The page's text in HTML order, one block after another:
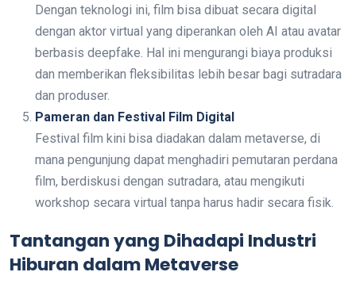
Dengan teknologi ini, film bisa dibuat secara digital
dengan aktor virtual yang diperankan oleh AI atau avatar
berbasis deepfake. Hal ini mengurangi biaya produksi
dan memberikan fleksibilitas lebih besar bagi sutradara
dan produser.
Pameran dan Festival Film Digital
Festival film kini bisa diadakan dalam metaverse, di
mana pengunjung dapat menghadiri pemutaran perdana
film, berdiskusi dengan sutradara, atau mengikuti
workshop secara virtual tanpa harus hadir secara fisik.
Tantangan yang Dihadapi Industri
Hiburan dalam Metaverse